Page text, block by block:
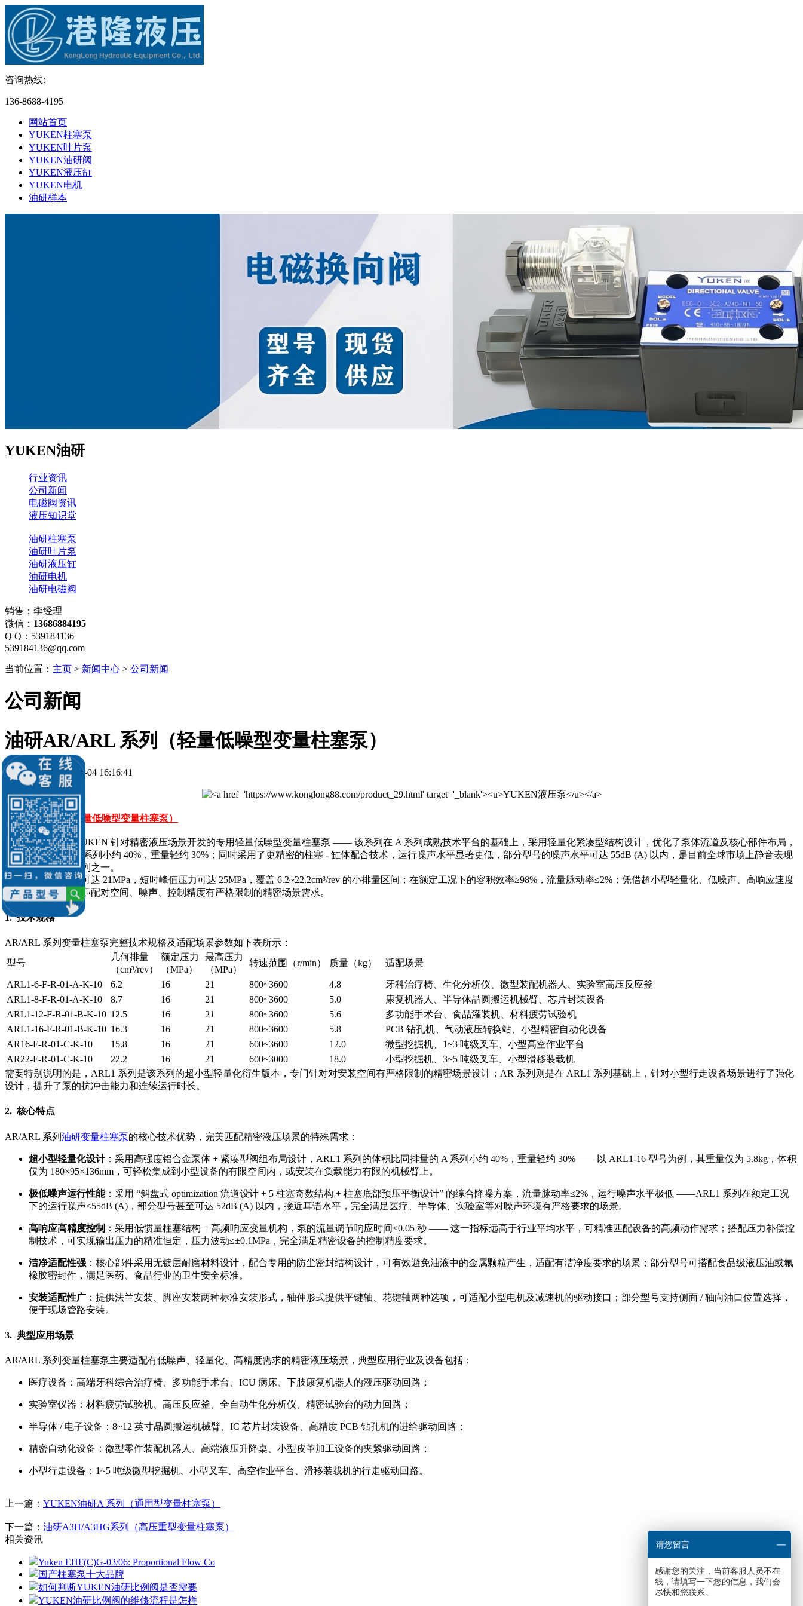
咨询热线:
136-8688-4195
网站首页
YUKEN柱塞泵
YUKEN叶片泵
YUKEN油研阀
YUKEN液压缸
YUKEN电机
油研样本
YUKEN油研
行业资讯
公司新闻
电磁阀资讯
液压知识堂
油研柱塞泵
油研叶片泵
油研液压缸
油研电机
油研电磁阀
销售：李经理
微信： 13686884195
Q Q：539184136
539184136@qq.com
当前位置： 主页 > 新闻中心 > 公司新闻
公司新闻
油研AR/ARL 系列（轻量低噪型变量柱塞泵）
更新时间：2026-08-04 16:16:41
AR/ARL 系列（轻量低噪型变量柱塞泵）
AR/ARL 系列是 YUKEN 针对精密液压场景开发的专用轻量低噪型变量柱塞泵 —— 该系列在 A 系列成熟技术平台的基础上，采用轻量化紧凑型结构设计，优化了泵体流道及核心部件布局，
体积比同排量的 A 系列小约 40%，重量轻约 30%；同时采用了更精密的柱塞 - 缸体配合技术，运行噪声水平显著更低，部分型号的噪声水平可达 55dB (A) 以内，是目前全球市场上静音表现
最优异的柱塞泵系列之一。
该系列的额定压力可达 21MPa，短时峰值压力可达 25MPa，覆盖 6.2~22.2cm³/rev 的小排量区间；在额定工况下的容积效率≥98%，流量脉动率≤2%；凭借超小型轻量化、低噪声、高响应速度
的核心优势，完美匹配对空间、噪声、控制精度有严格限制的精密场景需求。
1. 技术规格
AR/ARL 系列变量柱塞泵完整技术规格及适配场景参数如下表所示：
型号
几何排量
（cm³/rev）
额定压力
（MPa）
最高压力
（MPa）
转速范围（r/min） 质量（kg） 适配场景
ARL1-6-F-R-01-A-K-10 6.2 16 21 800~3600 4.8
牙科治疗椅、生化分析仪、微型装配机器人、实验室高压反应釜
ARL1-8-F-R-01-A-K-10
8.7 16 21 800~3600 5.0
康复机器人、半导体晶圆搬运机械臂、芯片封装设备
ARL1-12-F-R-01-B-K-10 12.5 16 21 800~3600 5.6
多功能手术台、食品灌装机、材料疲劳试验机
ARL1-16-F-R-01-B-K-10 16.3 16 21 800~3600 5.8
PCB 钻孔机、气动液压转换站、小型精密自动化设备
AR16-F-R-01-C-K-10
15.8 16 21 600~3600 12.0
微型挖掘机、1~3 吨级叉车、小型高空作业平台
AR22-F-R-01-C-K-10
22.2 16 21 600~3000 18.0
小型挖掘机、3~5 吨级叉车、小型滑移装载机
需要特别说明的是，ARL1 系列是该系列的超小型轻量化衍生版本，专门针对对安装空间有严格限制的精密场景设计；AR 系列则是在 ARL1 系列基础上，针对小型行走设备场景进行了强化
设计，提升了泵的抗冲击能力和连续运行时长。
2. 核心特点
AR/ARL 系列 油研变量柱塞泵的核心技术优势，完美匹配精密液压场景的特殊需求：
超小型轻量化设计：采用高强度铝合金泵体 + 紧凑型阀组布局设计，ARL1 系列的体积比同排量的 A 系列小约 40%，重量轻约 30%—— 以 ARL1-16 型号为例，其重量仅为 5.8kg，体积
仅为 180×95×136mm，可轻松集成到小型设备的有限空间内，或安装在负载能力有限的机械臂上。
极低噪声运行性能：采用 “斜盘式 optimization 流道设计 + 5 柱塞奇数结构 + 柱塞底部预压平衡设计” 的综合降噪方案，流量脉动率≤2%，运行噪声水平极低 ——ARL1 系列在额定工况
下的运行噪声≤55dB (A)，部分型号甚至可达 52dB (A) 以内，接近耳语水平，完全满足医疗、半导体、实验室等对噪声环境有严格要求的场景。
高响应高精度控制 ：采用低惯量柱塞结构 + 高频响应变量机构，泵的流量调节响应时间≤0.05 秒 —— 这一指标远高于行业平均水平，可精准匹配设备的高频动作需求；搭配压力补偿控
制技术，可实现输出压力的精准恒定，压力波动≤±0.1MPa，完全满足精密设备的控制精度要求。
洁净适配性强 ：核心部件采用无镀层耐磨材料设计，配合专用的防尘密封结构设计，可有效避免油液中的金属颗粒产生，适配有洁净度要求的场景；部分型号可搭配食品级液压油或氟
橡胶密封件，满足医药、食品行业的卫生安全标准。
安装适配性广 ：提供法兰安装、脚座安装两种标准安装形式，轴伸形式提供平键轴、花键轴两种选项，可适配小型电机及减速机的驱动接口；部分型号支持侧面 / 轴向油口位置选择，
便于现场管路安装。
3. 典型应用场景
AR/ARL 系列变量柱塞泵主要适配有低噪声、轻量化、高精度需求的精密液压场景，典型应用行业及设备包括：
医疗设备：高端牙科综合治疗椅、多功能手术台、ICU 病床、下肢康复机器人的液压驱动回路；
实验室仪器：材料疲劳试验机、高压反应釜、全自动生化分析仪、精密试验台的动力回路；
半导体 / 电子设备：8~12 英寸晶圆搬运机械臂、IC 芯片封装设备、高精度 PCB 钻孔机的进给驱动回路；
精密自动化设备：微型零件装配机器人、高端液压升降桌、小型皮革加工设备的夹紧驱动回路；
小型行走设备：1~5 吨级微型挖掘机、小型叉车、高空作业平台、滑移装载机的行走驱动回路。
上一篇： YUKEN油研A 系列（通用型变量柱塞泵）
下一篇： 油研A3H/A3HG系列（高压重型变量柱塞泵）
相关资讯
Yuken EHF(C)G-03/06: Proportional Flow Co
国产柱塞泵十大品牌
如何判断YUKEN油研比例阀是否需要
YUKEN油研比例阀的维修流程是怎样
请您留言
感谢您的关注，当前客服人员不在
线，请填写一下您的信息，我们会
尽快和您联系。